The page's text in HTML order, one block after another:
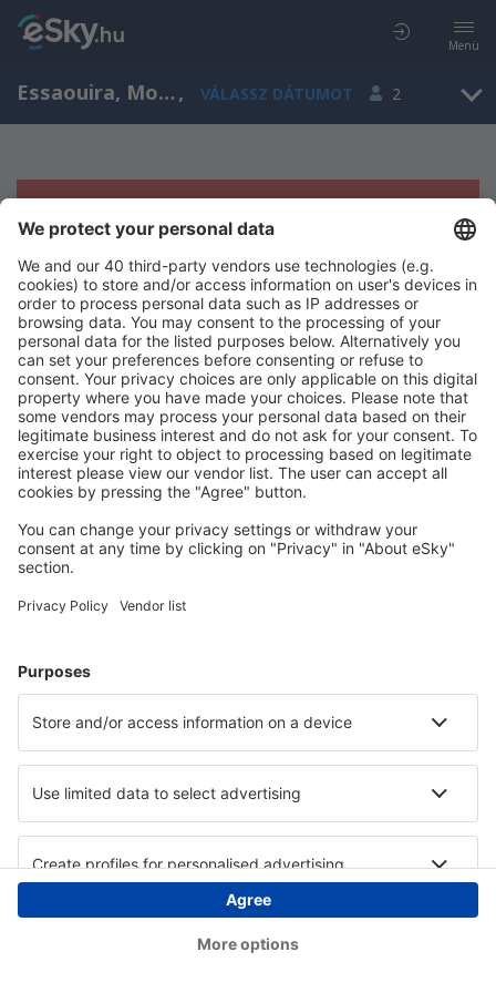
Menü
Essaouira, Mogador, Marrakech-Tensift-Al Haouz, Marokkó (ESU) , VÁLASSZ DÁTUMOT 2
Sajnos semmilyen eredménnyel nem
szolgálhatunk.
Próbáld meg még egyszer más kritériumot kiválasztva
Copyright © eSky.hu Minden jog fenntartva.